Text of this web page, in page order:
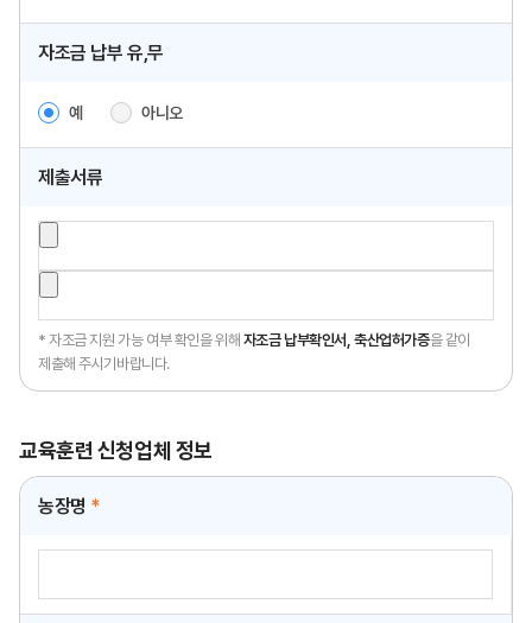
자조금 납부 유,무
예 아니오
제출서류
* 자조금 지원 가능 여부 확인을 위해 자조금 납부확인서, 축산업허가증을 같이
제출해 주시기바랍니다.
교육훈련 신청업체 정보
농장명 *